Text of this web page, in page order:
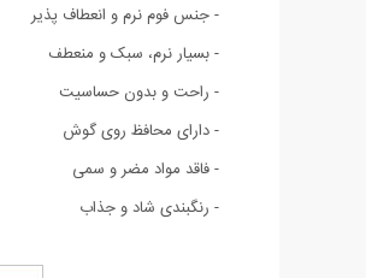
- جنس فوم نرم و انعطاف پذیر
- بسیار نرم، سبک و منعطف
- راحت و بدون حساسیت
- دارای محافظ روی گوش
- فاقد مواد مضر و سمی
- رنگبندی شاد و جذاب